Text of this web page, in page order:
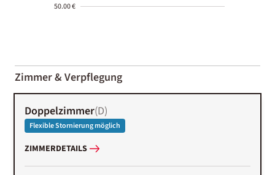
50.00 €
01-02
Zimmer & Verpflegung
Doppelzimmer(D)
Flexible Stornierung möglich
ZIMMERDETAILS